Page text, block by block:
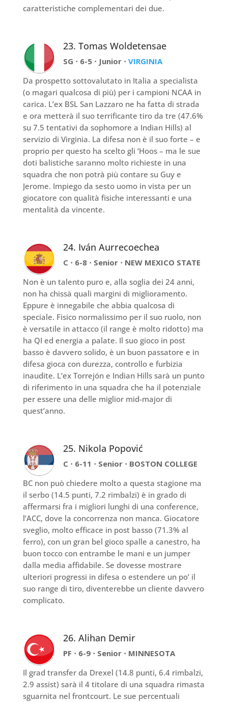
caratteristiche complementari dei due.
23. Tomas Woldetensae
SG ⋅ 6-5 ⋅ Junior ⋅ VIRGINIA
Da prospetto sottovalutato in Italia a specialista
(o magari qualcosa di più) per i campioni NCAA in
carica. L’ex BSL San Lazzaro ne ha fatta di strada
e ora metterà il suo terrificante tiro da tre (47.6%
su 7.5 tentativi da sophomore a Indian Hills) al
servizio di Virginia. La difesa non è il suo forte – e
proprio per questo ha scelto gli ‘Hoos – ma le sue
doti balistiche saranno molto richieste in una
squadra che non potrà più contare su Guy e
Jerome. Impiego da sesto uomo in vista per un
giocatore con qualità fisiche interessanti e una
mentalità da vincente.
24. Iván Aurrecoechea
C ⋅ 6-8 ⋅ Senior ⋅ NEW MEXICO STATE
Non è un talento puro e, alla soglia dei 24 anni,
non ha chissà quali margini di miglioramento.
Eppure è innegabile che abbia qualcosa di
speciale. Fisico normalissimo per il suo ruolo, non
è versatile in attacco (il range è molto ridotto) ma
ha QI ed energia a palate. Il suo gioco in post
basso è davvero solido, è un buon passatore e in
difesa gioca con durezza, controllo e furbizia
inaudite. L’ex Torrejón e Indian Hills sarà un punto
di riferimento in una squadra che ha il potenziale
per essere una delle miglior mid-major di
quest’anno.
25. Nikola Popović
C ⋅ 6-11 ⋅ Senior ⋅ BOSTON COLLEGE
BC non può chiedere molto a questa stagione ma
il serbo (14.5 punti, 7.2 rimbalzi) è in grado di
affermarsi fra i migliori lunghi di una conference,
l’ACC, dove la concorrenza non manca. Giocatore
sveglio, molto efficace in post basso (71.3% al
ferro), con un gran bel gioco spalle a canestro, ha
buon tocco con entrambe le mani e un jumper
dalla media affidabile. Se dovesse mostrare
ulteriori progressi in difesa o estendere un po’ il
suo range di tiro, diventerebbe un cliente davvero
complicato.
26. Alihan Demir
PF ⋅ 6-9 ⋅ Senior ⋅ MINNESOTA
Il grad transfer da Drexel (14.8 punti, 6.4 rimbalzi,
2.9 assist) sarà il 4 titolare di una squadra rimasta
sguarnita nel frontcourt. Le sue percentuali